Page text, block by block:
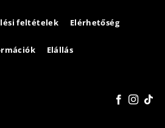
feltételek Elérhetőség
Elállás